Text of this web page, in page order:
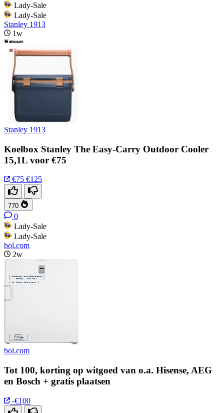
Lady-Sale
Lady-Sale
Stanley 1913
1w
Stanley 1913
Koelbox Stanley The Easy-Carry Outdoor Cooler
15,1L voor €75
€75 €125
770
0
Lady-Sale
Lady-Sale
bol.com
2w
bol.com
Tot 100, korting op witgoed van o.a. Hisense, AEG
en Bosch + gratis plaatsen
-€100